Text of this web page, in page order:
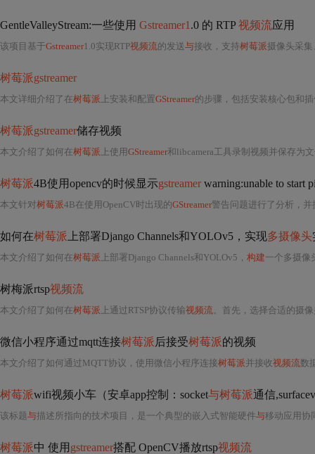
GentleValleyStream:一些使用 Gstreamer1 .0 的 RTP视频流应用
该项目基于Gstreamer1.0实现RTP视频流的发送与接收，支持树莓派摄像头采集、h264编码及
树莓派gstreamer
本文详细介绍了在树莓派 上安装和配置GStreamer的步骤，包括安装核心包和插件、验证安装、配置USB摄像头、流媒体传
树莓派gstreamer储存视频
本文介绍了如何在树莓派 上使用GStreamer和libcamera工具录制视频并保存为文件。提供了两种方法：一种是通过
树莓派4B使用opencv的时候显示gstreamer warning:unable to start
本文针对树莓派4B在使用OpenCV时出现的GStreamer警告问题进行了分析，并提供了
如何在树莓派 上部署Django Channels和YOLOv5，实现多摄像头
本文介绍了如何在树莓派 上部署Django Channels和YOLOv5， 构建一个多摄像
树梅派rtsp视频流
本文介绍了如何在树莓派 上通过RTSP协议传输视频流。首先，选择合适的摄
微信小程序通过mqtt连接树莓派后接受树莓派的视频
本文介绍了如何通过MQTT协议，使用微信小程序连接树莓派并接收视频流数
树莓派wifi视频小车（安卓app控制：socket与树莓派通信
该标题与描述所指向的技术项目，是一个典型的嵌入式智能硬件与移动应用协
树莓派中 使用 gstreamer搭配 OpenCV播放rtsp视频流